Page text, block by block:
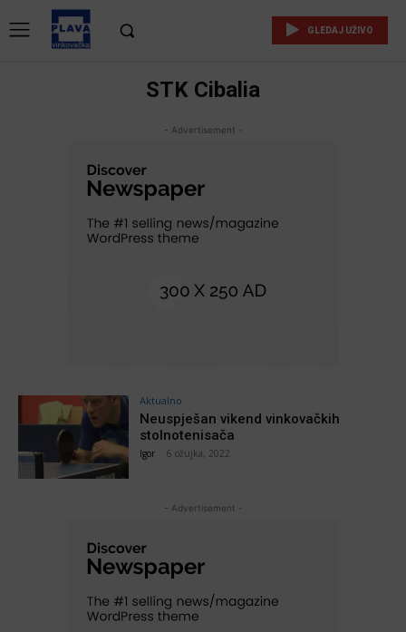
GLEDAJ UŽIVO
STK Cibalia
- Advertisement -
Aktualno
Neuspješan vikend vinkovačkih
stolnotenisača
Igor 6 ožujka, 2022
- Advertisement -